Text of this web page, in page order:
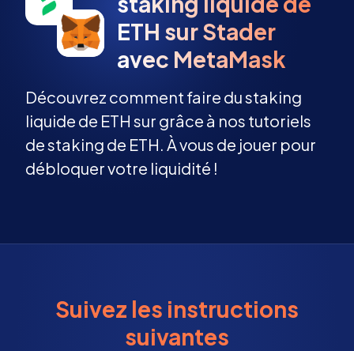
ETH sur Stader
avec MetaMask
Découvrez comment faire du staking
liquide de ETH sur grâce à nos tutoriels
de staking de ETH. À vous de jouer pour
débloquer votre liquidité !
Suivez les instructions
suivantes